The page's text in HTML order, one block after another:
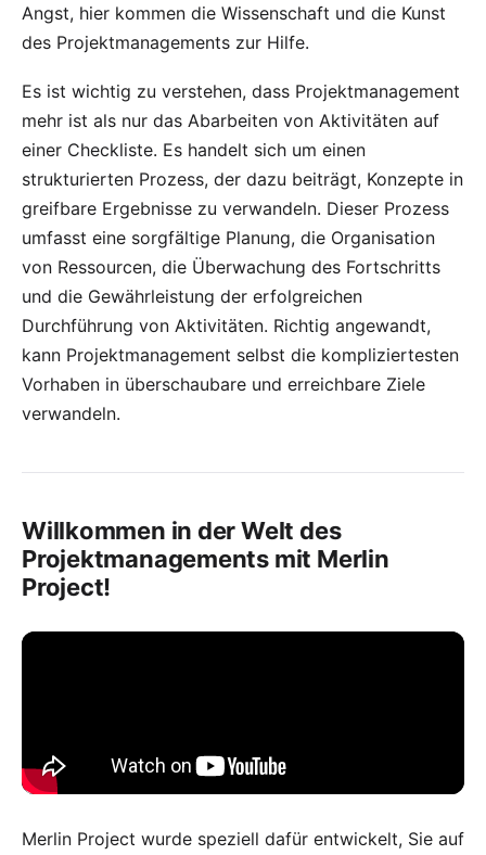
Angst, hier kommen die Wissenschaft und die Kunst
des Projektmanagements zur Hilfe.
Es ist wichtig zu verstehen, dass Projektmanagement
mehr ist als nur das Abarbeiten von Aktivitäten auf
einer Checkliste. Es handelt sich um einen
strukturierten Prozess, der dazu beiträgt, Konzepte in
greifbare Ergebnisse zu verwandeln. Dieser Prozess
umfasst eine sorgfältige Planung, die Organisation
von Ressourcen, die Überwachung des Fortschritts
und die Gewährleistung der erfolgreichen
Durchführung von Aktivitäten. Richtig angewandt,
kann Projektmanagement selbst die kompliziertesten
Vorhaben in überschaubare und erreichbare Ziele
verwandeln.
Willkommen in der Welt des
Projektmanagements mit Merlin
Project!
Merlin Project wurde speziell dafür entwickelt, Sie auf